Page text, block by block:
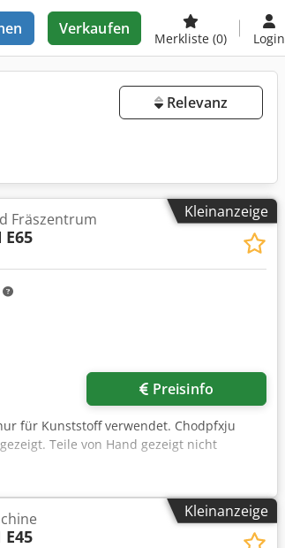
Verkaufen
Merkliste (0) Login
Relevanz
Kleinanzeige
Fräszentrum
E65
Preisinfo
für Kunststoff verwendet. Chodpfxju
Teile von Hand gezeigt nicht
Kleinanzeige
E45